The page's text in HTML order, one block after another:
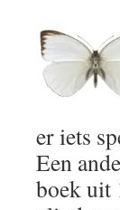
er iets
Een
boek uit